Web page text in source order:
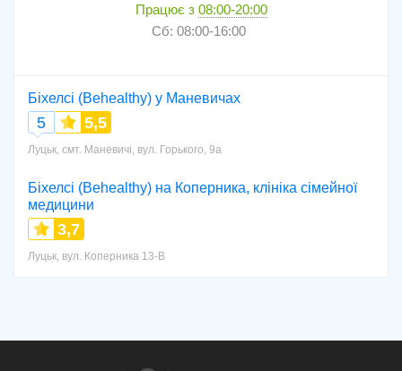
Працює з 08:00-20:00
Сб: 08:00-16:00
Біхелсі (Behealthy) у Маневичах
5 5,5
Луцьк, смт. Маневичі, вул. Горького, 9а
Біхелсі (Behealthy) на Коперника, клініка сімейної
медицини
3,7
Луцьк, вул. Коперника 13-В